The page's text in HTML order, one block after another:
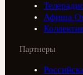
Афиша
Партнеры